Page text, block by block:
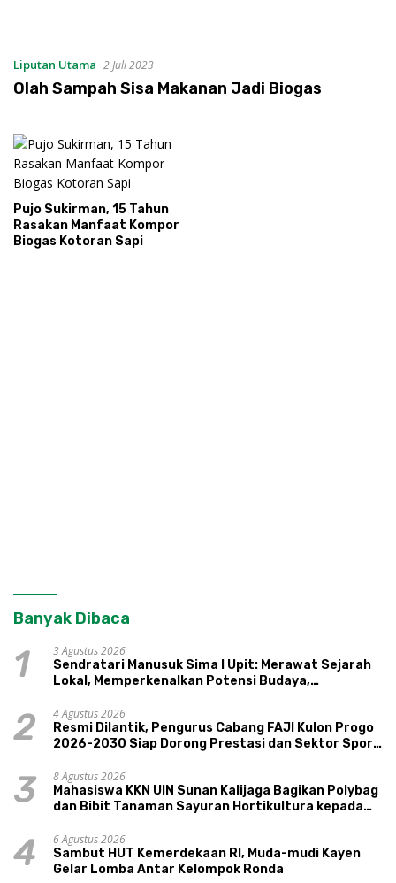
Liputan Utama 2 Juli 2023
Olah Sampah Sisa Makanan Jadi Biogas
Pujo Sukirman, 15 Tahun
Rasakan Manfaat Kompor
Biogas Kotoran Sapi
Banyak Dibaca
1
3 Agustus 2026
Sendratari Manusuk Sima I Upit: Merawat Sejarah
Lokal, Memperkenalkan Potensi Budaya,
2
4 Agustus 2026
Resmi Dilantik, Pengurus Cabang FAJI Kulon Progo
2026-2030 Siap Dorong Prestasi dan Sektor Sport
3
8 Agustus 2026
Mahasiswa KKN UIN Sunan Kalijaga Bagikan Polybag
dan Bibit Tanaman Sayuran Hortikultura kepada
4
6 Agustus 2026
Sambut HUT Kemerdekaan RI, Muda-mudi Kayen
Gelar Lomba Antar Kelompok Ronda